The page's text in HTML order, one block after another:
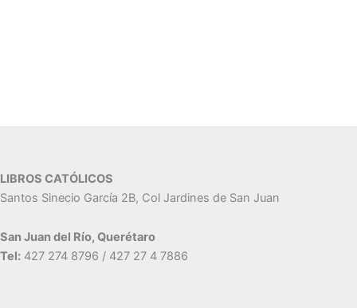
LIBROS CATÓLICOS
Santos Sinecio García 2B, Col Jardines de San Juan
San Juan del Río, Querétaro
Tel: 427 274 8796 / 427 27 4 7886